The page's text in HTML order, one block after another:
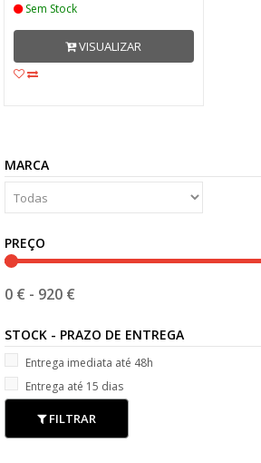
Sem Stock
VISUALIZAR
MARCA
PREÇO
0 € - 920 €
STOCK - PRAZO DE ENTREGA
Entrega imediata até 48h
Entrega até 15 dias
FILTRAR